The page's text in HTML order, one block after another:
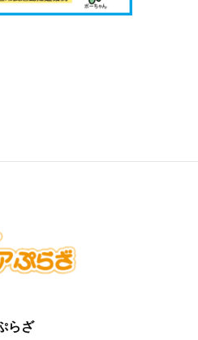
らざ